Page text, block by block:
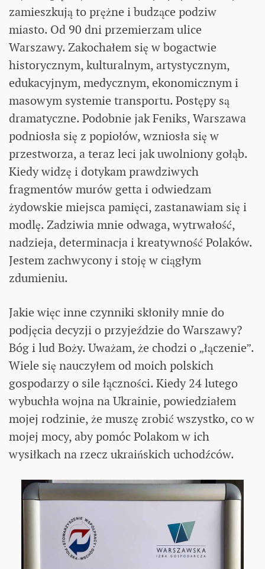
zamieszkują to prężne i budzące podziw
miasto. Od 90 dni przemierzam ulice
Warszawy. Zakochałem się w bogactwie
historycznym, kulturalnym, artystycznym,
edukacyjnym, medycznym, ekonomicznym i
masowym systemie transportu. Postępy są
dramatyczne. Podobnie jak Feniks, Warszawa
podniosła się z popiołów, wzniosła się w
przestworza, a teraz leci jak uwolniony gołąb.
Kiedy widzę i dotykam prawdziwych
fragmentów murów getta i odwiedzam
żydowskie miejsca pamięci, zastanawiam się i
modlę. Zadziwia mnie odwaga, wytrwałość,
nadzieja, determinacja i kreatywność Polaków.
Jestem zachwycony i stoję w ciągłym
zdumieniu.
Jakie więc inne czynniki skłoniły mnie do
podjęcia decyzji o przyjeździe do Warszawy?
Bóg i lud Boży. Uważam, że chodzi o „łączenie”.
Wiele się nauczyłem od moich polskich
gospodarzy o sile łączności. Kiedy 24 lutego
wybuchła wojna na Ukrainie, powiedziałem
mojej rodzinie, że muszę zrobić wszystko, co w
mojej mocy, aby pomóc Polakom w ich
wysiłkach na rzecz ukraińskich uchodźców.